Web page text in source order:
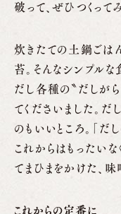
破って、ぜひつくって
炊きたての土鍋ごは
苔。そんなシンプル
だし各種の〝だしが
てくださいました。だ
のもいいところ。「だ
これからはもったい
てまひまをかけた、味
これからの定番に